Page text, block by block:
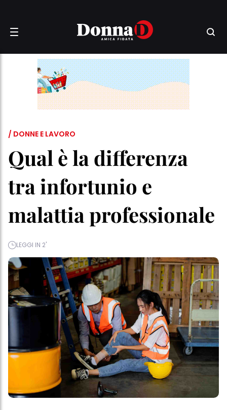
/ DONNE E LAVORO
Qual è la differenza
tra infortunio e
malattia professionale
LEGGI IN 2'